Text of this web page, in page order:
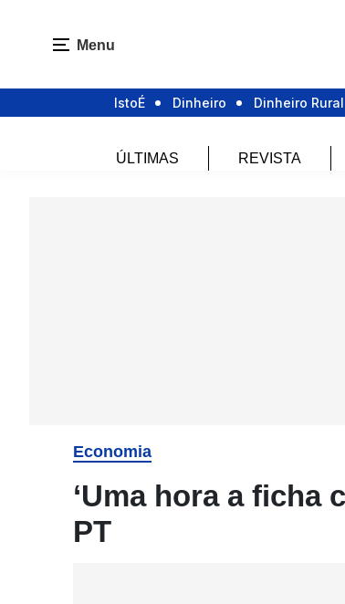
Menu
IstoÉ Dinheiro Dinheiro Rural
ÚLTIMAS REVISTA
Economia
‘Uma hora a ficha
PT